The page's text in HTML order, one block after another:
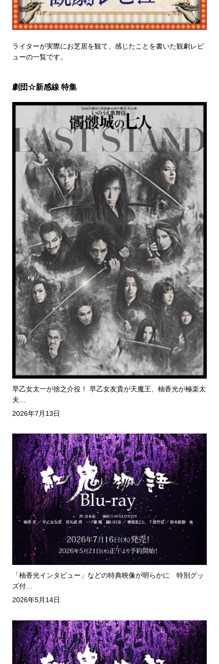
ライターが実際にお芝居を観て、感じたことを書いた観劇レビ
ューの一覧です。
劇団☆新感線 特集
早乙女太一が捨之介役！ 早乙女友貴が天魔王、柚香光が極楽太
夫…
2026年7月13日
「柚香光インタビュー」などの特典映像が明らかに 特別グッ
ズ付…
2026年5月14日